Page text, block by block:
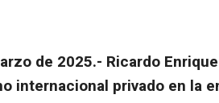
de 2025.- Ricardo
internacional privado en la